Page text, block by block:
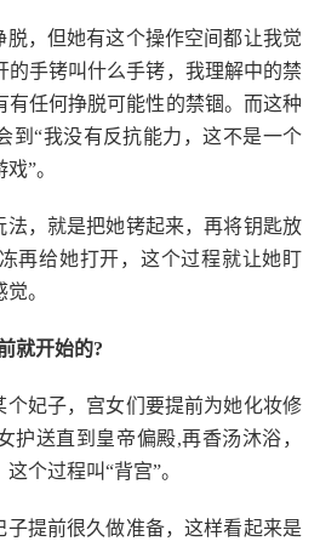
脱，但她有这个操作空间都让我觉
的手铐叫什么手铐，我理解中的禁
有任何挣脱可能性的禁锢。而这种
到“我没有反抗能力，这不是一个
”。
法，就是把她铐起来，再将钥匙放
再给她打开，这个过程就让她盯
。
就开始的?
个妃子，宫女们要提前为她化妆修
护送直到皇帝偏殿,再香汤沐浴，
个过程叫“背宫”。
子提前很久做准备，这样看起来是